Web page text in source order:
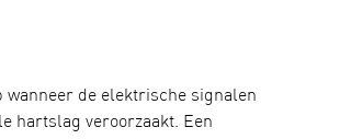
de elektrische signalen
hartslag veroorzaakt. Een